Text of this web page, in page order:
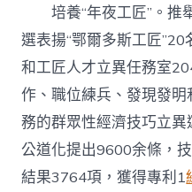
培養“年夜工匠”。推
選表揚“鄂爾多斯工匠”20
和工匠人才立異任務室
作、職位練兵、發現發明
務的群眾性經濟技巧立
公道化提出9600余條，
結果3764項，獲得專利1